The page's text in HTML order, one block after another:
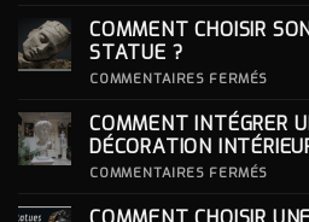
POUR
DES
COMMENT CHOISIR
STATUE ?
COMMENTAIRES FERMÉS
SON
POUR
COMMENT INTÉGRER
DÉCORATION
COMMENTAIRES FERMÉS